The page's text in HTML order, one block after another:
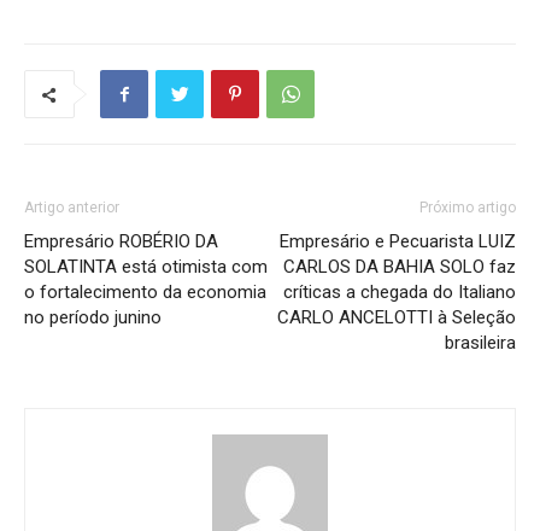
Artigo anterior
Empresário ROBÉRIO DA
SOLATINTA está otimista com
o fortalecimento da economia
no período junino
Próximo artigo
Empresário e Pecuarista LUIZ
CARLOS DA BAHIA SOLO faz
críticas a chegada do Italiano
CARLO ANCELOTTI à Seleção
brasileira